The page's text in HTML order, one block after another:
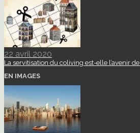
22 avril 2020
La servitisation du coliving est-elle l’avenir
EN IMAGES